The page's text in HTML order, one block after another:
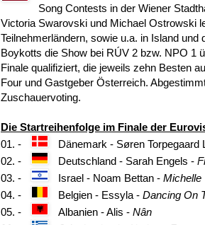
Song Contests in der Wiener
Victoria Swarovski und Michael Ostrowski
Teilnehmerländern, sowie u.a. in Island und
Boykotts die Show bei RÚV 2 bzw. NPO 1
Finale qualifiziert, die jeweils zehn Besten
Four und Gastgeber Österreich.
Zuschauervoting.
Die Startreihenfolge im Finale der
01. -
Dänemark - Søren Torpegaard
02. -
Deutschland - Sarah Engels -
03. -
Israel - Noam Bettan -Michelle
04. - Belgien - Essyla -Dancing On
05. -
Albanien - Alis -Nân